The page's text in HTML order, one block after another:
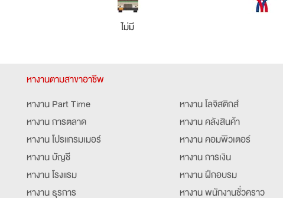
ไม่มี
หางานตามสาขาอาชีพ
หางาน Part Time
หางาน การตลาด
หางาน โปรแกรมเมอร์
หางาน บัญชี
หางาน โรงแรม
หางาน ธุรการ
หางาน โลจิสติกส์
หางาน คลังสินค้า
หางาน คอมพิวเตอร์
หางาน การเงิน
หางาน ฝึกอบรม
หางาน พนักงานชั่วคราว